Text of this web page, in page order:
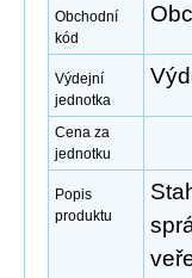
Obchodní
kód
Výdejní
jednotka
Cena za
jednotku
Popis
produktu